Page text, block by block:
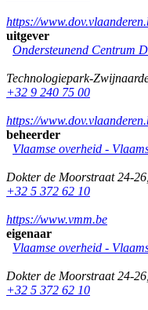
https://
uitgever
Ondersteunend Centrum
Technologiepark-
+32 9 240 75 00
https://
beheerder
Vlaamse overheid -
Dokter de Moorstraat 24-26
+32 5 372 62 10
https://www.vmm.be
eigenaar
Vlaamse overheid -
Dokter de Moorstraat 24-26
+32 5 372 62 10